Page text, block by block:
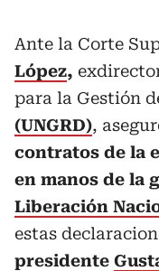
Ante la Corte
López,
para la Gestión
(UNGRD),
contratos de la
en manos de la
Liberación
estas
presidente